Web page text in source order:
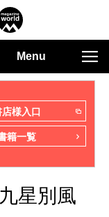
Menu
店様入口
籍一覧
星別風